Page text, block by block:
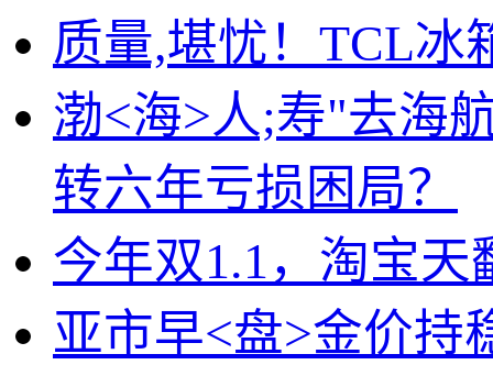
质量,堪忧！TCL冰
渤<海>人;寿"去海
转六年亏损困局？
今年双1.1，淘宝
亚市早<盘>金价持